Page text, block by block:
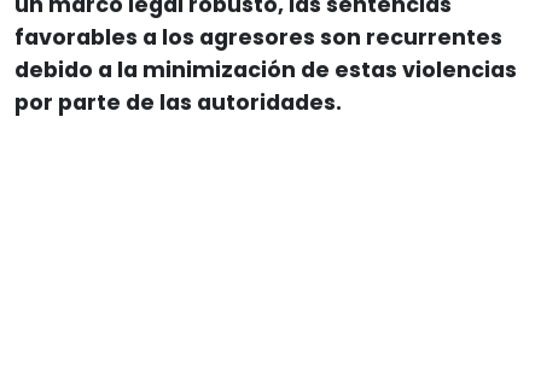
favorables a los agresores son recurrentes
debido a la minimización de estas violencias
por parte de las autoridades.